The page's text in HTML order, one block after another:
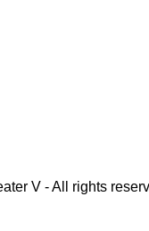
V - All rights